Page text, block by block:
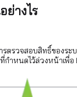
ย่างไร
ตรวจสอบสิทธิ์ของร
กำหนดไว้ล่วงหน้าเพื่